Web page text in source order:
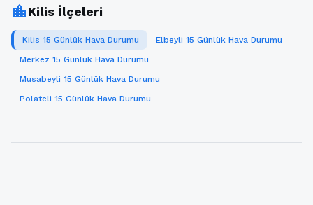
location_cityKilis İlçeleri
Kilis 15 Günlük Hava Durumu
Elbeyli 15 Günlük Hava Durumu
Merkez 15 Günlük Hava Durumu
Musabeyli 15 Günlük Hava Durumu
Polateli 15 Günlük Hava Durumu